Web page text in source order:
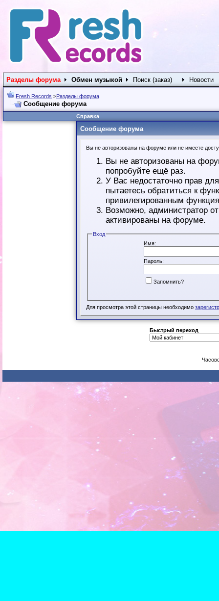
Разделы форума Обмен музыкой Поиск (заказ) Новости
Fresh Records >Разделы форума
Сообщение форума
Справка
Сообщение форума
Вы не авторизованы на форуме или не имеете
Вы не авторизованы на
попробуйте ещё раз.
У Вас недостаточно прав
пытаетесь обратиться к
привилегированным
Возможно, администратор
активированы на форуме.
Вход
Имя:
Пароль:
Запомнить?
Для просмотра этой страницы необходимо
Быстрый переход